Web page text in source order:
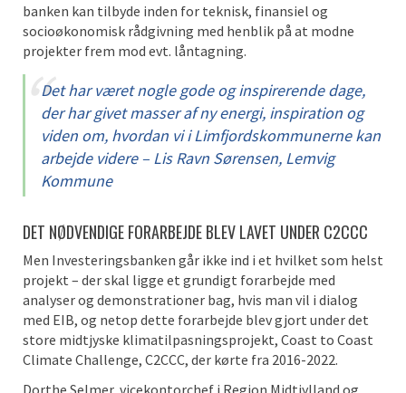
banken kan tilbyde inden for teknisk, finansiel og
socioøkonomisk rådgivning med henblik på at modne
projekter frem mod evt. låntagning.
Det har været nogle gode og inspirerende dage,
der har givet masser af ny energi, inspiration og
viden om, hvordan vi i Limfjordskommunerne kan
arbejde videre – Lis Ravn Sørensen, Lemvig
Kommune
DET NØDVENDIGE FORARBEJDE BLEV LAVET UNDER C2CCC
Men Investeringsbanken går ikke ind i et hvilket som helst
projekt – der skal ligge et grundigt forarbejde med
analyser og demonstrationer bag, hvis man vil i dialog
med EIB, og netop dette forarbejde blev gjort under det
store midtjyske klimatilpasningsprojekt, Coast to Coast
Climate Challenge, C2CCC, der kørte fra 2016-2022.
Dorthe Selmer, vicekontorchef i Region Midtjylland og